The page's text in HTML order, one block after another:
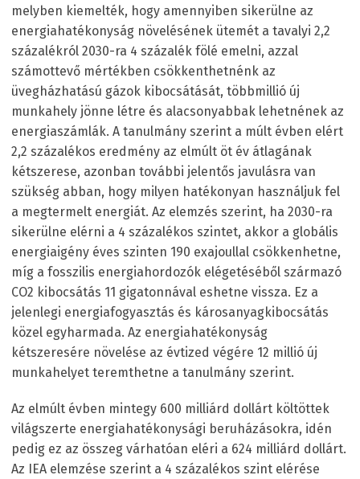
melyben kiemelték, hogy amennyiben sikerülne az
energiahatékonyság növelésének ütemét a tavalyi 2,2
százalékról 2030-ra 4 százalék fölé emelni, azzal
számottevő mértékben csökkenthetnénk az
üvegházhatású gázok kibocsátását, többmillió új
munkahely jönne létre és alacsonyabbak lehetnének az
energiaszámlák. A tanulmány szerint a múlt évben elért
2,2 százalékos eredmény az elmúlt öt év átlagának
kétszerese, azonban további jelentős javulásra van
szükség abban, hogy milyen hatékonyan használjuk fel
a megtermelt energiát. Az elemzés szerint, ha 2030-ra
sikerülne elérni a 4 százalékos szintet, akkor a globális
energiaigény éves szinten 190 exajoullal csökkenhetne,
míg a fosszilis energiahordozók elégetéséből származó
CO2 kibocsátás 11 gigatonnával eshetne vissza. Ez a
jelenlegi energiafogyasztás és károsanyagkibocsátás
közel egyharmada. Az energiahatékonyság
kétszeresére növelése az évtized végére 12 millió új
munkahelyet teremthetne a tanulmány szerint.
Az elmúlt évben mintegy 600 milliárd dollárt költöttek
világszerte energiahatékonysági beruházásokra, idén
pedig ez az összeg várhatóan eléri a 624 milliárd dollárt.
Az IEA elemzése szerint a 4 százalékos szint elérése